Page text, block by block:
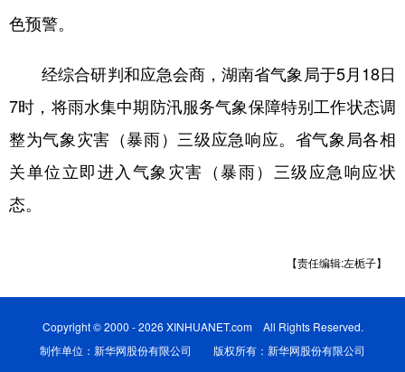
陕西 甘肃 青海 宁夏
多语种频道
한국어
色预警。
经综合研判和应急会商，湖南省气象局于5月18日
7时，将雨水集中期防汛服务气象保障特别工作状态调
整为气象灾害（暴雨）三级应急响应。省气象局各相
关单位立即进入气象灾害（暴雨）三级应急响应状
态。
【责任编辑:左栀子】
Copyright © 2000 - 2026 XINHUANET.com All Rights Reserved.
制作单位：新华网股份有限公司 版权所有：新华网股份有限公司